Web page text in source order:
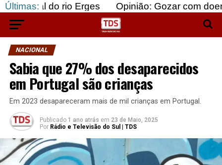
Últimas:
rio Erges Opinião: Gozar com doentes e
NACIONAL
Sabia que 27% dos desaparecidos
em Portugal são crianças
Em 2023 desapareceram mais de mil crianças em Portugal.
Publicado 1 ano atrás em 23 de Maio, 2025
Por Rádio e Televisão do Sul | TDS